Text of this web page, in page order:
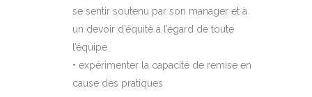
se sentir soutenu par son manager et à
un devoir d’équité à l’égard de toute
l’équipe
• expérimenter la capacité de remise en
cause des pratiques